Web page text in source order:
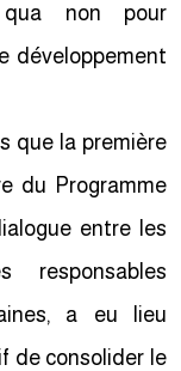
non pour
développement
que la première
du Programme
entre les
responsables
a eu lieu
de consolider le